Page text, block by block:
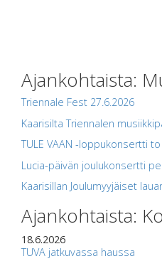
Ajankohtaista:
Triennale Fest 27.6.2026
Kaarisilta Triennalen
TULE VAAN -loppukonsertti
Lucia-päivän joulukonsertti pe
Kaarisillan Joulumyyjäiset
Ajankohtaista:
18.6.2026
TUVA jatkuvassa haussa